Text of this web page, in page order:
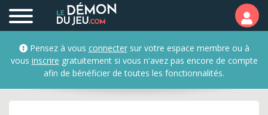
Jeux concours qui se
Pensez à vous connectersur votre espace membre ou à
vous inscrire gratuitement si vous n'avez pas encore de compte
afin de bénéficier de toutes les fonctionnalités.